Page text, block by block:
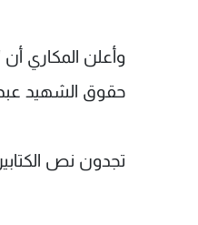
وأعلن المكاري
حقوق الشهيد
تجدون نص